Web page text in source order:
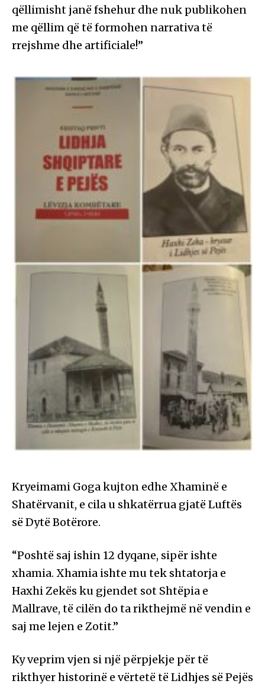
qëllimisht janë fshehur dhe nuk publikohen
me qëllim që të formohen narrativa të
rrejshme dhe artificiale!”
Kryeimami Goga kujton edhe Xhaminë e
Shatërvanit, e cila u shkatërrua gjatë Luftës
së Dytë Botërore.
“Poshtë saj ishin 12 dyqane, sipër ishte
xhamia. Xhamia ishte mu tek shtatorja e
Haxhi Zekës ku gjendet sot Shtëpia e
Mallrave, të cilën do ta rikthejmë në vendin e
saj me lejen e Zotit.”
Ky veprim vjen si një përpjekje për të
rikthyer historinë e vërtetë të Lidhjes së Pejës